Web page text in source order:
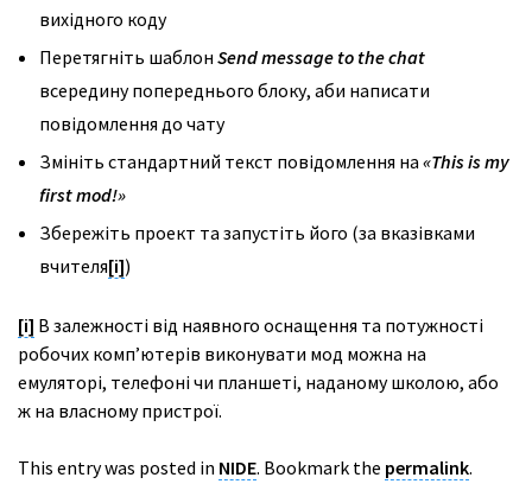
вихідного коду
Перетягніть шаблон Sendmessage to thechat
всередину попереднього блоку, аби написати
повідомлення до чату
Змініть стандартний текст повідомлення на «Thisismy
firstmod!»
Збережіть проект та запустіть його (за вказівками
вчителя[i])
[i] В залежності від наявного оснащення та потужності
робочих комп’ютерів виконувати мод можна на
емуляторі, телефоні чи планшеті, наданому школою, або
ж на власному пристрої.
This entry was posted in NIDE. Bookmark the permalink.